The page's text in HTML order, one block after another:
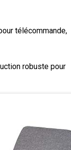
télécommande,
robuste pour